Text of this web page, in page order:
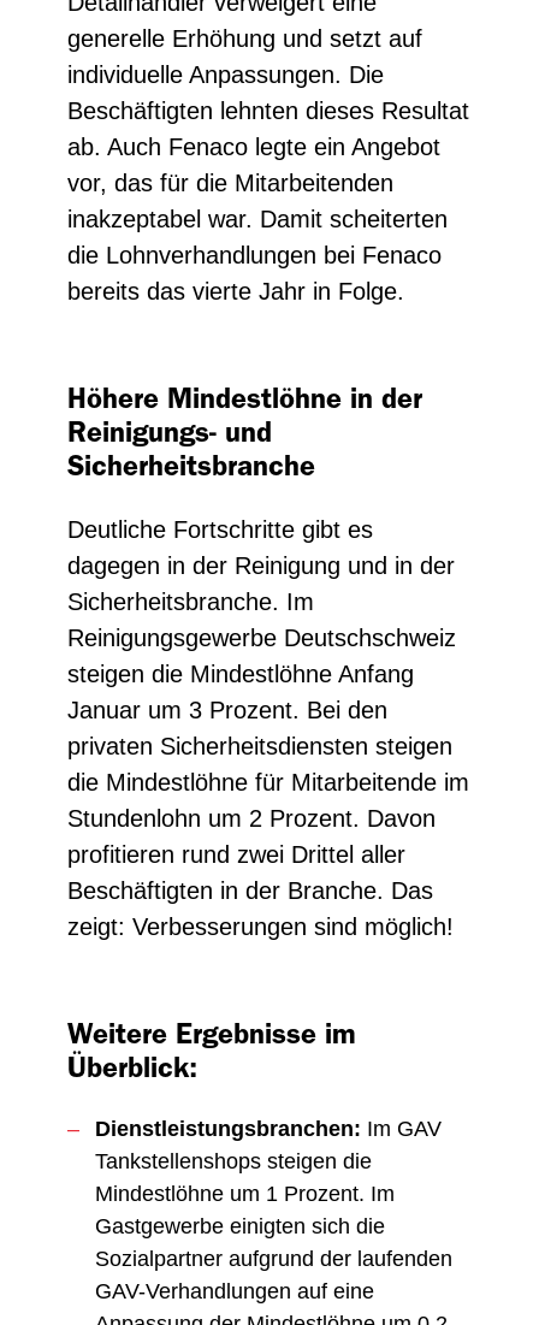
generelle Erhöhung und setzt auf
individuelle Anpassungen. Die
Beschäftigten lehnten dieses Resultat
ab. Auch Fenaco legte ein Angebot
vor, das für die Mitarbeitenden
inakzeptabel war. Damit scheiterten
die Lohnverhandlungen bei Fenaco
bereits das vierte Jahr in Folge.
Höhere Mindestlöhne in der
Reinigungs- und
Sicherheitsbranche
Deutliche Fortschritte gibt es
dagegen in der Reinigung und in der
Sicherheitsbranche. Im
Reinigungsgewerbe Deutschschweiz
steigen die Mindestlöhne Anfang
Januar um 3 Prozent. Bei den
privaten Sicherheitsdiensten steigen
die Mindestlöhne für Mitarbeitende im
Stundenlohn um 2 Prozent. Davon
profitieren rund zwei Drittel aller
Beschäftigten in der Branche. Das
zeigt: Verbesserungen sind möglich!
Weitere Ergebnisse im
Überblick:
Dienstleistungsbranchen: Im GAV
Tankstellenshops steigen die
Mindestlöhne um 1 Prozent. Im
Gastgewerbe einigten sich die
Sozialpartner aufgrund der laufenden
GAV-Verhandlungen auf eine